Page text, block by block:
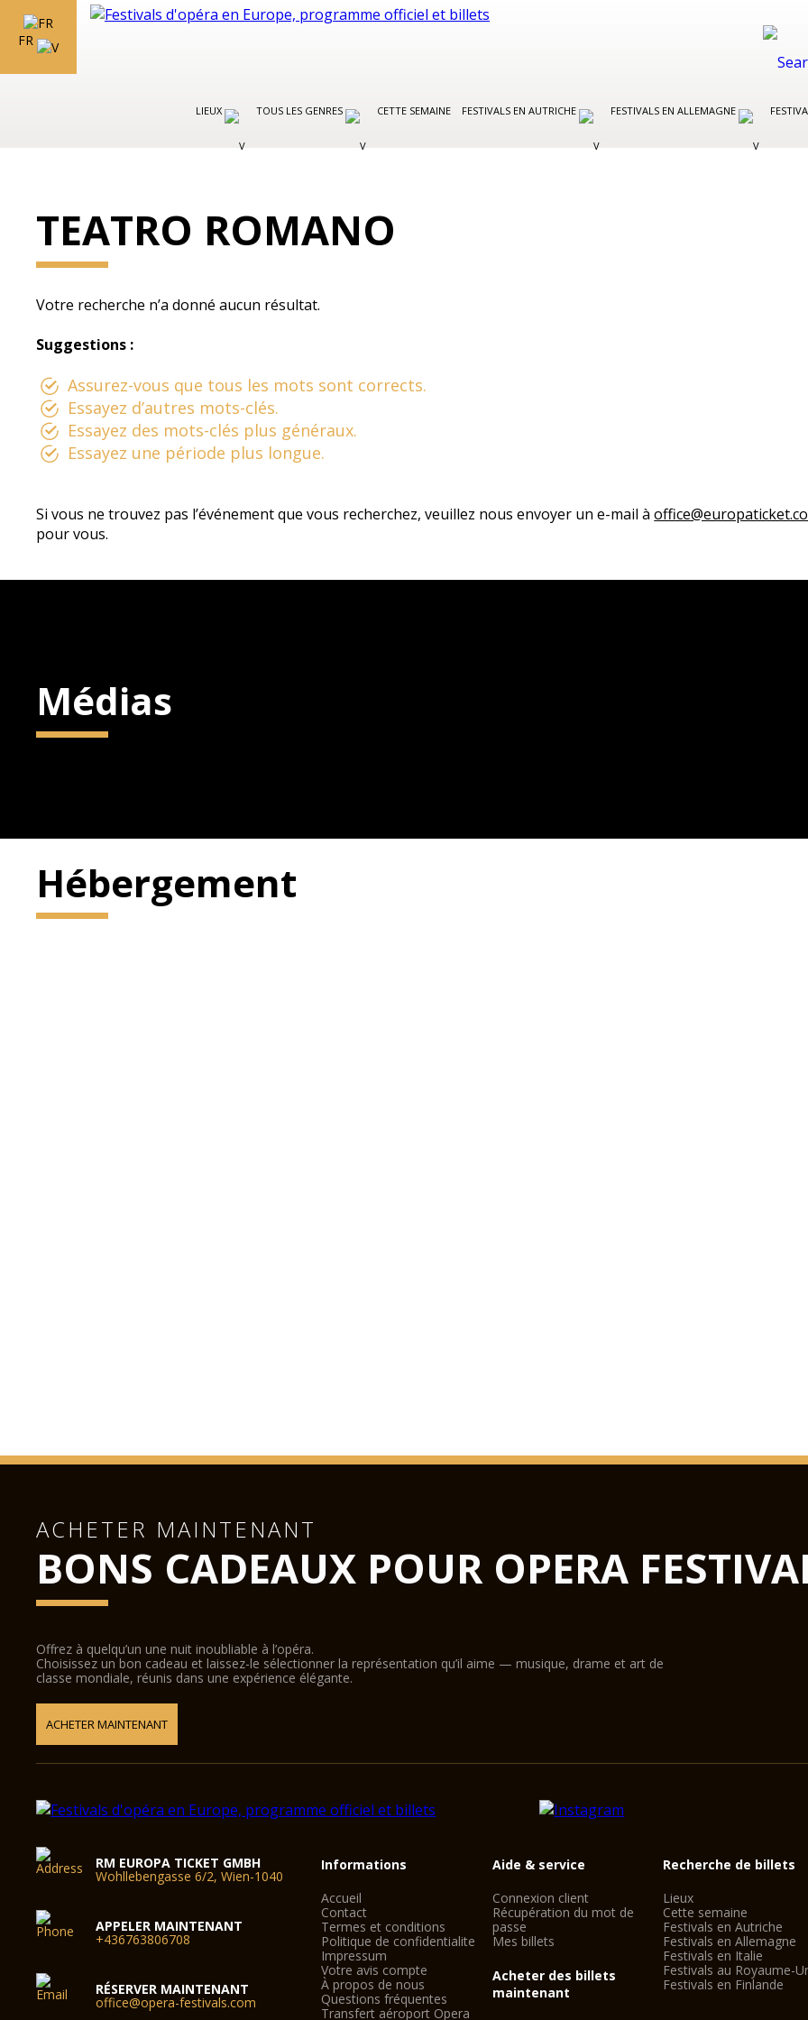
FR
LIEUX TOUS LES GENRES CETTE SEMAINE FESTIVALS EN AUTRICHE FESTIVALS EN ALLEMAGNE
TEATRO ROMANO
Votre recherche n’a donné aucun résultat.
Suggestions :
Assurez-vous que tous les mots sont corrects.
Essayez d’autres mots-clés.
Essayez des mots-clés plus généraux.
Essayez une période plus longue.
Si vous ne trouvez pas l’événement que vous recherchez, veuillez nous envoyer un e-mail à
pour vous.
Médias
Hébergement
ACHETER MAINTENANT
BONS CADEAUX POUR OPERA
Offrez à quelqu’un une nuit inoubliable à l’opéra.
Choisissez un bon cadeau et laissez-le sélectionner la représentation qu’il aime — musique, drame et art de
classe mondiale, réunis dans une expérience élégante.
ACHETER MAINTENANT
RM EUROPA TICKET GMBH
Wohllebengasse 6/2, Wien-1040
APPELER MAINTENANT
+436763806708
RÉSERVER MAINTENANT
office@opera-festivals.com
Informations
Accueil
Contact
Termes et conditions
Politique de confidentialite
Impressum
Votre avis compte
À propos de nous
Questions fréquentes
Transfert aéroport Opera
Aide & service
Connexion client
Récupération du mot de
passe
Mes billets
Acheter des billets
maintenant
Recherche de billets
Lieux
Cette semaine
Festivals en Autriche
Festivals en Allemagne
Festivals en Italie
Festivals au Royaume-
Festivals en Finlande